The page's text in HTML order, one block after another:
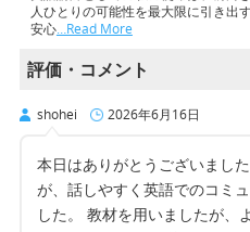
人ひとりの可能性を最大限に引き出
安心…Read More
評価・コメント
shohei 2026年6月16日
本日はありがとうございまし
が、話しやすく英語でのコミ
した。 教材を用いましたが、